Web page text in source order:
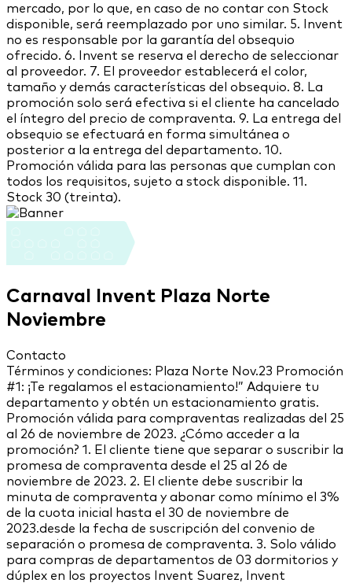
mercado, por lo que, en caso de no contar con Stock
disponible, será reemplazado por uno similar. 5. Invent
no es responsable por la garantía del obsequio
ofrecido. 6. Invent se reserva el derecho de seleccionar
al proveedor. 7. El proveedor establecerá el color,
tamaño y demás características del obsequio. 8. La
promoción solo será efectiva si el cliente ha cancelado
el íntegro del precio de compraventa. 9. La entrega del
obsequio se efectuará en forma simultánea o
posterior a la entrega del departamento. 10.
Promoción válida para las personas que cumplan con
todos los requisitos, sujeto a stock disponible. 11.
Stock 30 (treinta).
Carnaval Invent Plaza Norte
Noviembre
Contacto
Términos y condiciones: Plaza Norte Nov.23 Promoción
#1: ¡Te regalamos el estacionamiento!” Adquiere tu
departamento y obtén un estacionamiento gratis.
Promoción válida para compraventas realizadas del 25
al 26 de noviembre de 2023. ¿Cómo acceder a la
promoción? 1. El cliente tiene que separar o suscribir la
promesa de compraventa desde el 25 al 26 de
noviembre de 2023. 2. El cliente debe suscribir la
minuta de compraventa y abonar como mínimo el 3%
de la cuota inicial hasta el 30 de noviembre de
2023.desde la fecha de suscripción del convenio de
separación o promesa de compraventa. 3. Solo válido
para compras de departamentos de 03 dormitorios y
dúplex en los proyectos Invent Suarez, Invent